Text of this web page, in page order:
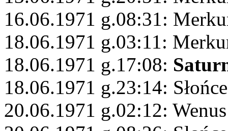
16.06.1971 g.08:31:
18.06.1971 g.03:11:
18.06.1971 g.17:08:
18.06.1971 g.23:14:
20.06.1971 g.02:12: